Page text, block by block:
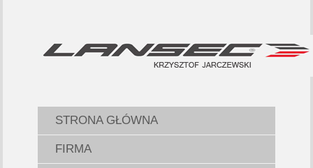
STRONA GŁÓWNA
FIRMA